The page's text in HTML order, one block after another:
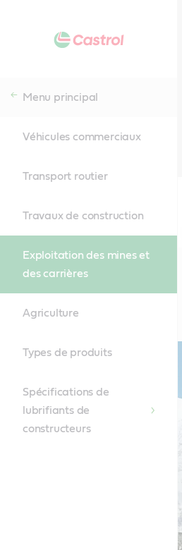
Menu principal
Véhicules commerciaux
Transport routier
Travaux de construction
Exploitation des mines et
des carrières
Agriculture
Types de produits
Spécifications de
lubrifiants de
constructeurs